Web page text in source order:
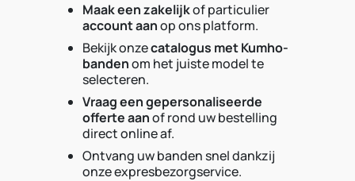
Maak een zakelijkof particulier
account aanop ons platform.
Bekijk onzecatalogus met Kumho-
bandenom het juiste model te
selecteren.
Vraag een gepersonaliseerde
offerte aanof rond uw bestelling
direct online af.
Ontvang uw banden snel dankzij
onze expresbezorgservice.